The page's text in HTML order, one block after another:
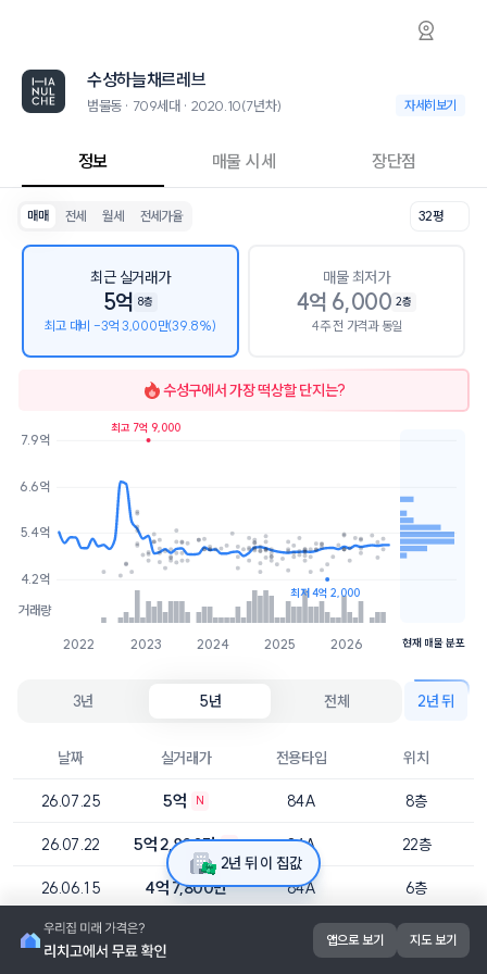
범물동 수성하늘채르레브 아파트 시세·실거래
수성하늘채르레브는 범물동에 위치한 709세대 대단지 아파트로,
2026년 8월 8일 기준 30평형의 매매 시세는 4.6억, 전세는 3억입니다
인근 학군으로는 범일중학교가 있습니다.
최고 26층, 용적률 234%, 건폐율 18%의 단지입니다.
수성하늘채르레브
수성하늘채르레브
범물동 · 709세대 · 2020.10(7년차) 범물동 · 709세
자세히보기
정보 매물 시세 장단점
매매 전세 월세 전세가율 32평
최근 실거래가
5억 8층
최고 대비 -3억 3,000만(39.8%)
매물 최저가
4억 6,000 2층
4주 전 가격과 동일
수성구에서 가장 떡상할 단지는?
2022 2023 2024 2025 2026
거래량
4.2억
5.4억
6.6억
7.9억
최고 7억 9,000
최저 4억 2,000
4.6억
1개
현재 매물 분포
3년 5년 전체 2년 뒤
날짜 실거래가 전용타입 위치
26.07.25 5억 N 84A 8층
26.07.22 5억 2,800만 N 84A 22층
26.06.15 4억 7,800만 84A 6층
26.06.11 84A 19층
2년 뒤 이 집값
앱으로 보기 지도 보기